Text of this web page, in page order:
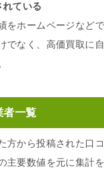
ている
をホームページなど
でなく、高価買取に
者一覧
方から投稿された口
主要数値を元に集計